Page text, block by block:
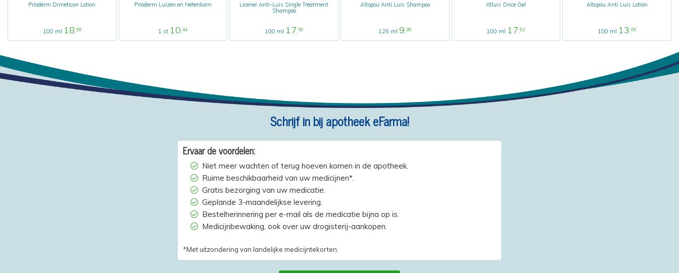
Prioderm Dimeticon Lotion
100 ml 18 99
Prioderm Luizen en Netenkam
1 st 10 ,44
Licener Anti-Luis Single Treatment
Shampoo
100 ml 17 56
Altopou Anti Luis Shampoo
125 ml9 ,98
Xtluis Once Gel
100 ml 17 ,62
Altopou Anti Luis Lotion
100 ml 13 ,06
Schrijf in bij apotheek eFarma!
Ervaar de voordelen:
Niet meer wachten of terug hoeven komen in de apotheek.
Ruime beschikbaarheid van uw medicijnen*.
Gratis bezorging van uw medicatie.
Geplande 3-maandelijkse levering.
Bestelherinnering per e-mail als de medicatie bijna op is.
Medicijnbewaking, ook over uw drogisterij-aankopen.
*Met uitzondering van landelijke medicijntekorten.